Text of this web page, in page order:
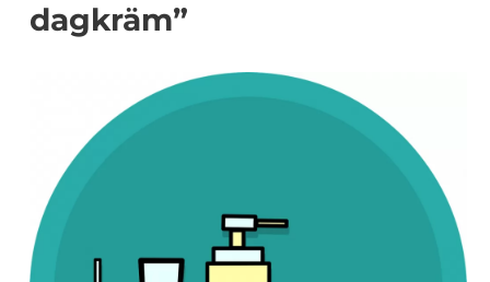
dagkräm”